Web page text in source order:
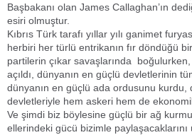
Başbakanı olan James Callaghan’ın
esiri olmuştur.
Kıbrıs Türk tarafı yıllar yılı ganimet
herbiri her türlü entrikanın fır döndüğü
partilerin çıkar savaşlarında boğulurken,
açıldı, dünyanın en güçlü devletlerinin
dünyanın en güçlü ada ordusunu kurdu,
devletleriyle hem askeri hem de
Ve şimdi biz böylesine güçlü bir ağ
ellerindeki gücü bizimle paylaşacaklarını